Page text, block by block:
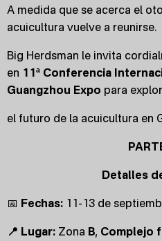
A medida que se acerca el
acuicultura vuelve a reunirse.
Big Herdsman le invita
en 11ª Conferencia
Guangzhou Expo para
el futuro de la acuicultura en
Detalles
📅 Fechas: 11-13 de
📍 Lugar: Zona B, Complejo